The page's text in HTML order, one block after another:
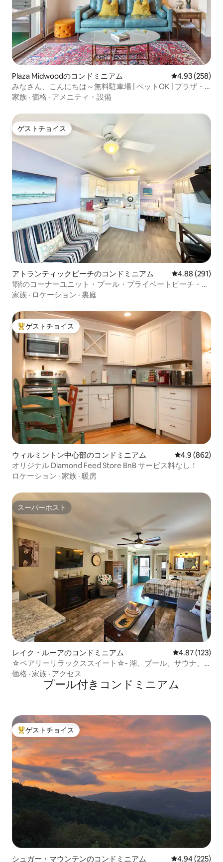
Plaza Midwoodのコンドミニアム レビュー258
4.93 (258)
みなさん、こんにちは～無料駐車場 | ペットOK | プラザ・
ミッドウッド
家族 · 価格 · アメニティ・設備
ゲストチョイス
ゲストチョイス
アトランティックビーチのコンドミニアム レビュー291
4.88 (291)
1階のコーナーユニット・プール・プライベートビーチ・ペ
ットOK
家族 · ロケーション · 裏庭
大好評のゲストチョイスです。
ゲストチョイス
ウィルミントン中心部のコンドミニアム レビュー862
4.9 (862)
オリジナル Diamond Feed Store BnB サービス料なし！
ロケーション · 家族 · 暖房
スーパーホスト
スーパーホスト
レイク・ルーアのコンドミニアム レビュー123
4.87 (123)
☆ベアリーリラックススイート☆- 湖、プール、サウナ、
ジャグジー
価格 · 家族 · アクセス
プール付きコンドミニアム
大好評のゲストチョイスです。
ゲストチョイス
シュガー・マウンテンのコンドミニアム レビュー225
4.94 (225)